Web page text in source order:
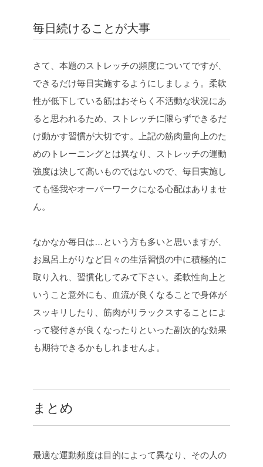
毎日続けることが大事
さて、本題のストレッチの頻度についてですが、
できるだけ毎日実施するようにしましょう。柔軟
性が低下している筋はおそらく不活動な状況にあ
ると思われるため、ストレッチに限らずできるだ
け動かす習慣が大切です。上記の筋肉量向上のた
めのトレーニングとは異なり、ストレッチの運動
強度は決して高いものではないので、毎日実施し
ても怪我やオーバーワークになる心配はありませ
ん。
なかなか毎日は…という方も多いと思いますが、
お風呂上がりなど日々の生活習慣の中に積極的に
取り入れ、習慣化してみて下さい。柔軟性向上と
いうこと意外にも、血流が良くなることで身体が
スッキリしたり、筋肉がリラックスすることによ
って寝付きが良くなったりといった副次的な効果
も期待できるかもしれませんよ。
まとめ
最適な運動頻度は目的によって異なり、その人の